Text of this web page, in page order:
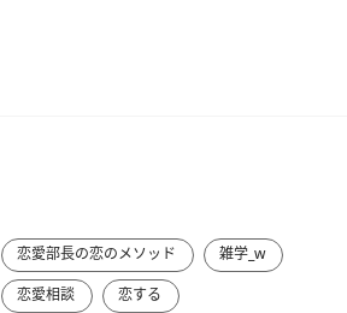
恋愛部長の恋のメソッド
雑学_w
恋愛相談
恋する